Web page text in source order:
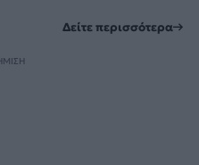
Δείτε περισσότερα